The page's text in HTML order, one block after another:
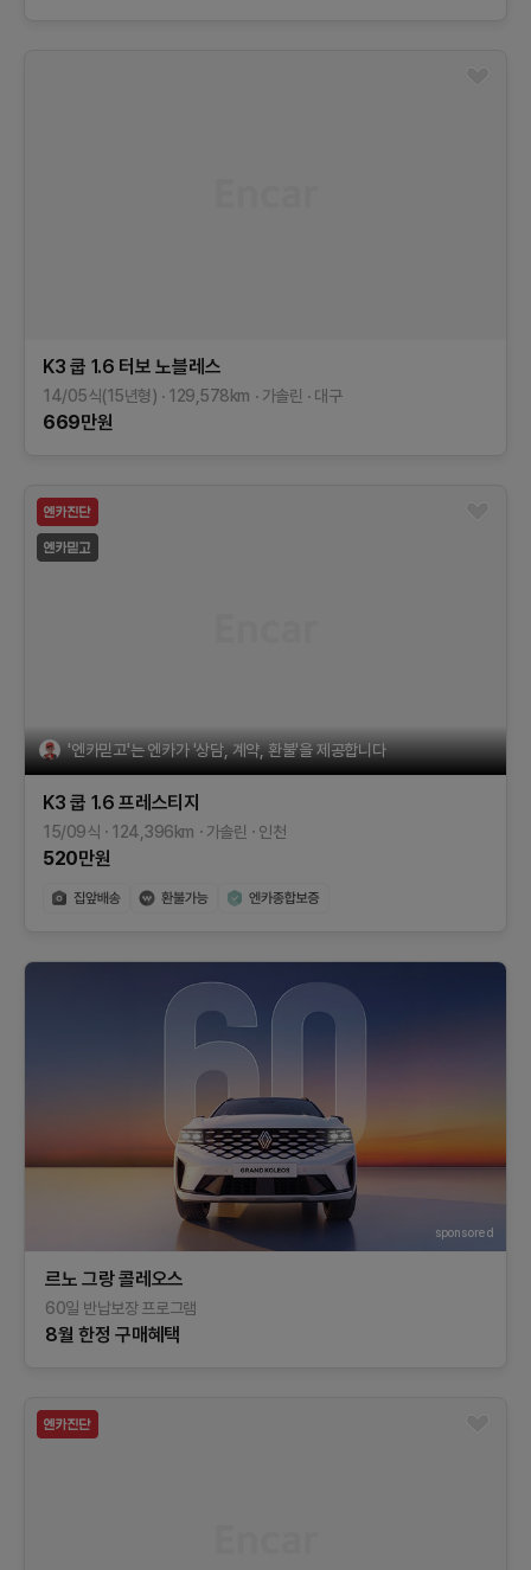
K3 쿱 1.6 터보 노블레스
14/05식(15년형) 129,578km 가솔린 대구
669만원
'엔카믿고'는 엔카가 '상담, 계약, 환불'을 제공합니다
K3 쿱 1.6 프레스티지
15/09식 124,396km 가솔린 인천
520만원
sponsored
르노 그랑 콜레오스
60일 반납보장 프로그램​
8월 한정 구매혜택​